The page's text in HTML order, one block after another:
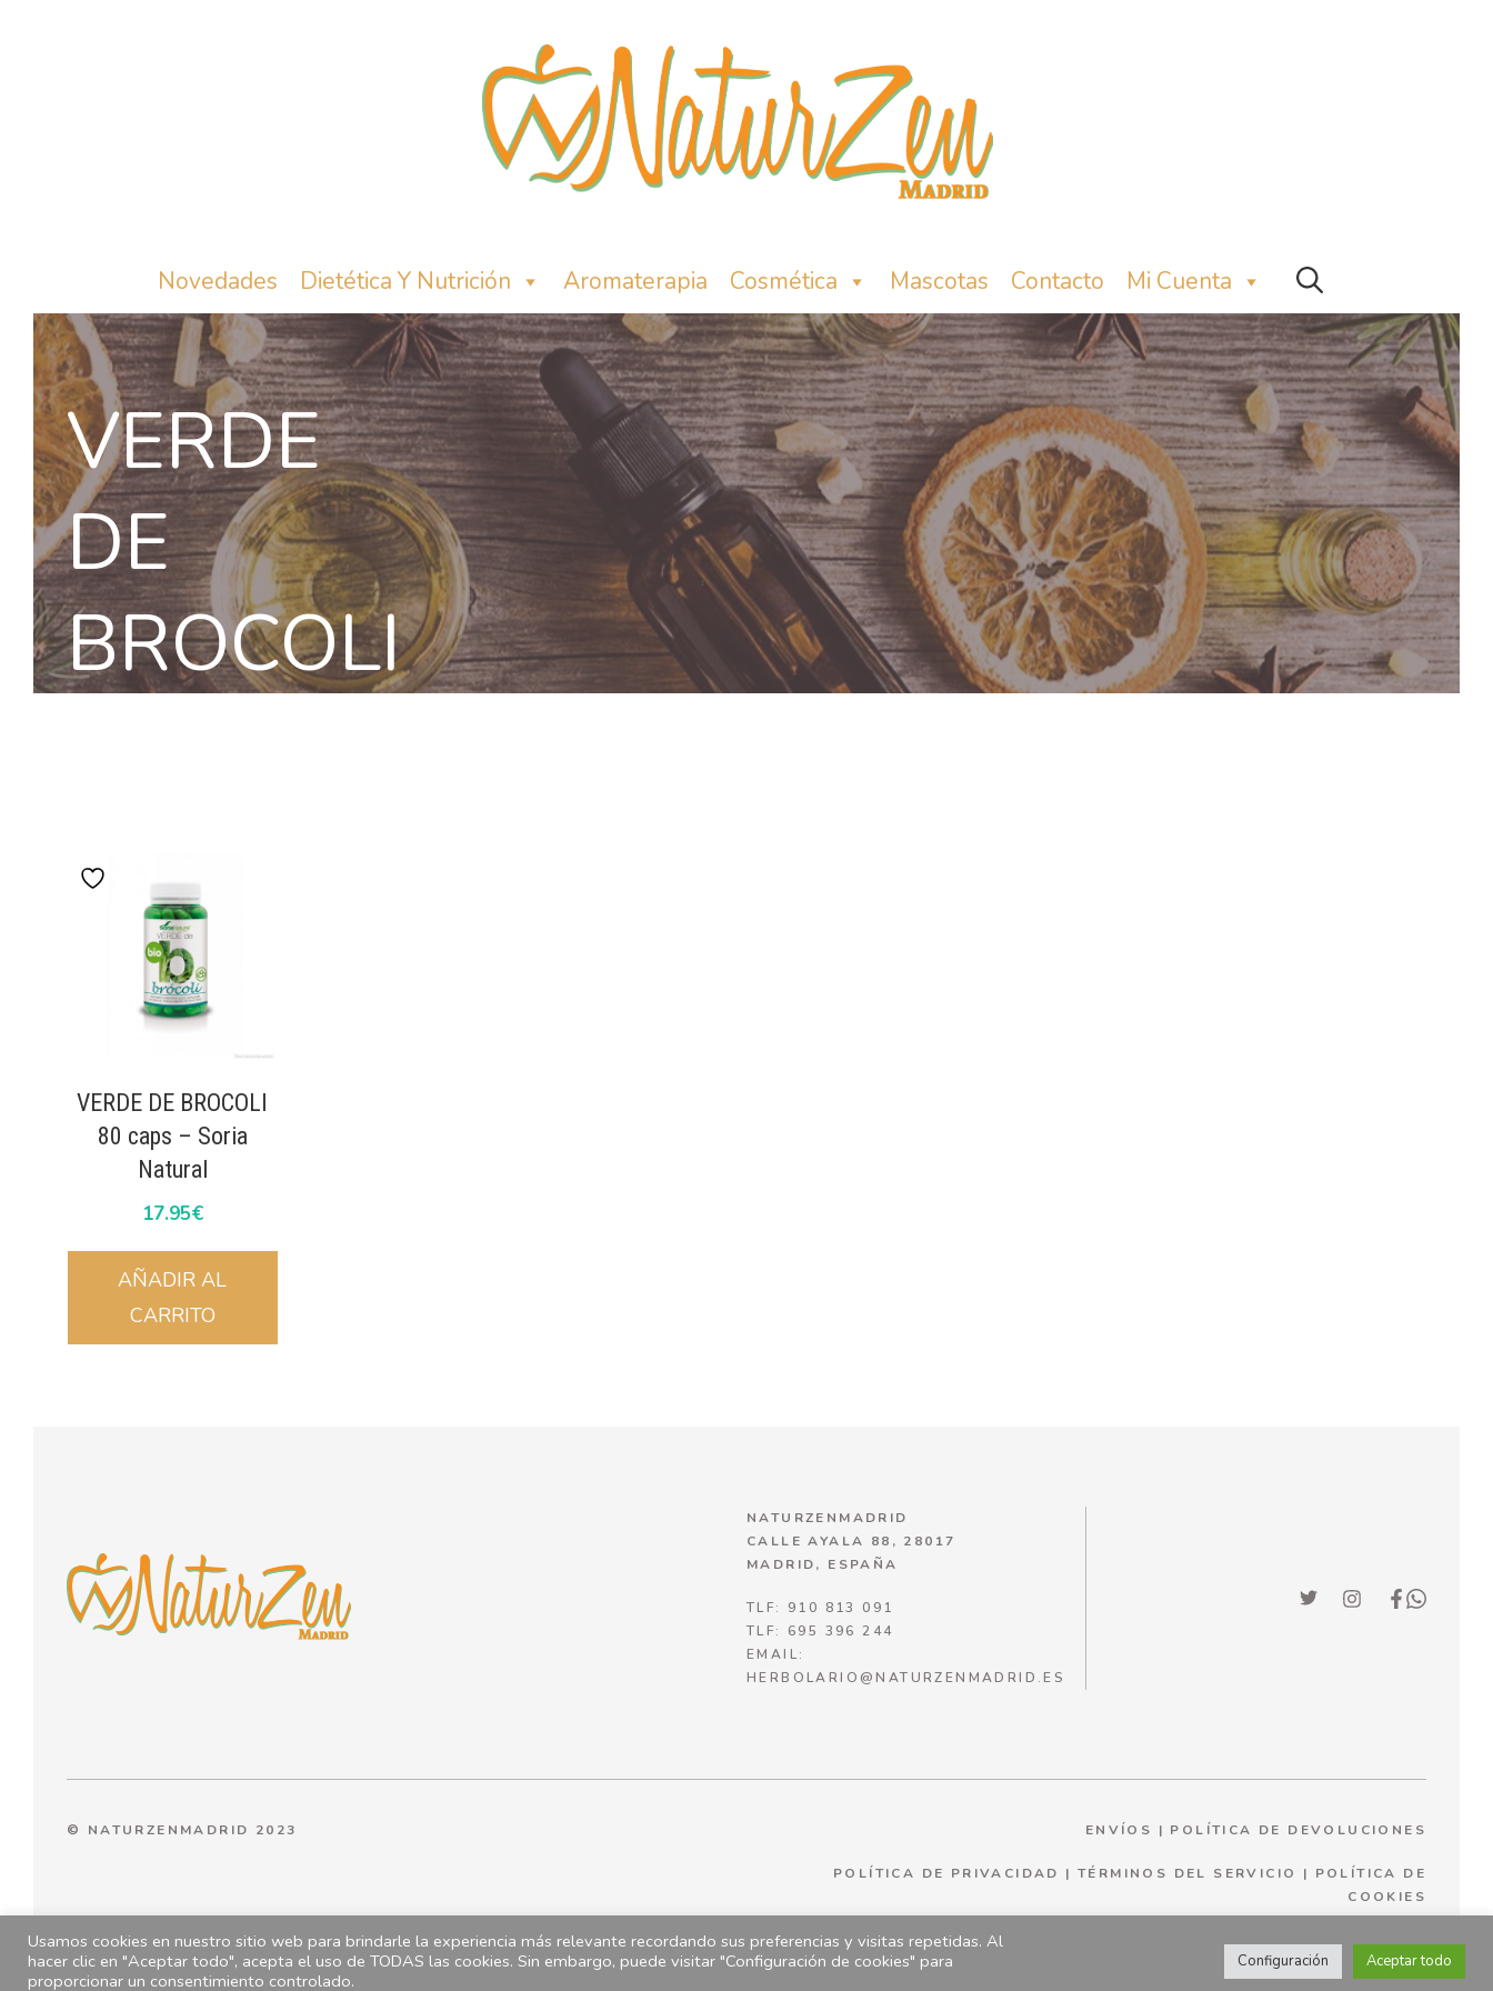
Novedades Dietética Y Nutrición Aromaterapia Cosmética Mascotas Contacto Mi Cuenta
VERDE
DE
BROCOLI
VERDE DE BROCOLI
80 caps – Soria
Natural
17.95€
AÑADIR AL
CARRITO
NATURZENMADRID
CALLE AYALA 88, 28017
MADRID, ESPAÑA
TLF: 910 813 091
TLF: 695 396 244
EMAIL:
HERBOLARIO@NATURZENMADRID.ES
© NATURZENMADRID 2023 ENVÍOS | POLÍTICA DE DEVOLUCIONES
POLÍTICA DE PRIVACIDAD | TÉRMINOS DEL SERVICIO | POLÍTICA DE
COOKIES
Usamos cookies en nuestro sitio web para brindarle la experiencia más relevante recordando sus preferencias y visitas repetidas. Al
hacer clic en "Aceptar todo", acepta el uso de TODAS las cookies. Sin embargo, puede visitar "Configuración de cookies" para
proporcionar un consentimiento controlado.
Configuración Aceptar todo